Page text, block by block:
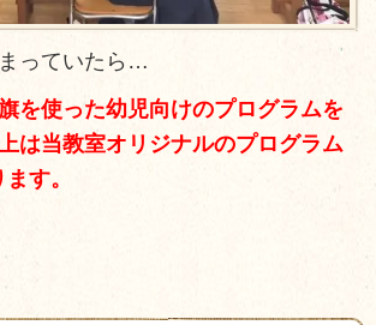
っていたら…
を使った幼児向けのプログラムを
は当教室オリジナルのプログラム
す。